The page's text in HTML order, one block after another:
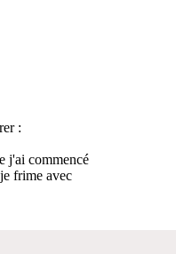
:
j'ai commencé
frime avec